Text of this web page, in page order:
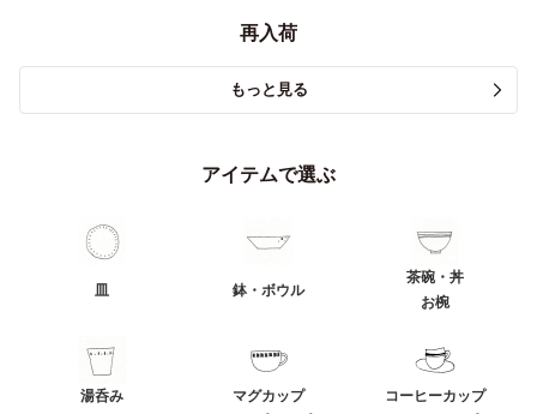
再入荷
もっと見る
アイテムで選ぶ
皿 鉢・ボウル
茶碗・丼
お椀
湯呑み
マグカップ
コーヒーカップ